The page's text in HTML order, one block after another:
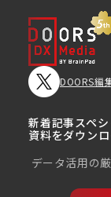
DOORS編
新着記事 スペ
資料をダウン
データ活用の